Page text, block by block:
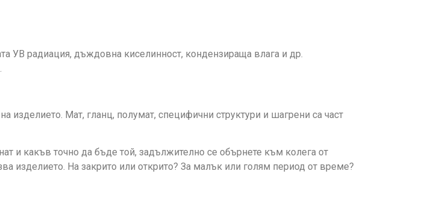
УВ радиация, дъждовна киселинност, кондензираща влага и др.
изделието. Мат, гланц, полумат, специфични структури и шагрени са част
и какъв точно да бъде той, задължително се обърнете към колега от
изделието. На закрито или открито? За малък или голям период от време?